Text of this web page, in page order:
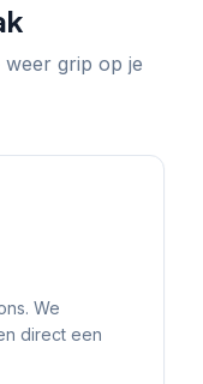
grip op je
We
direct een